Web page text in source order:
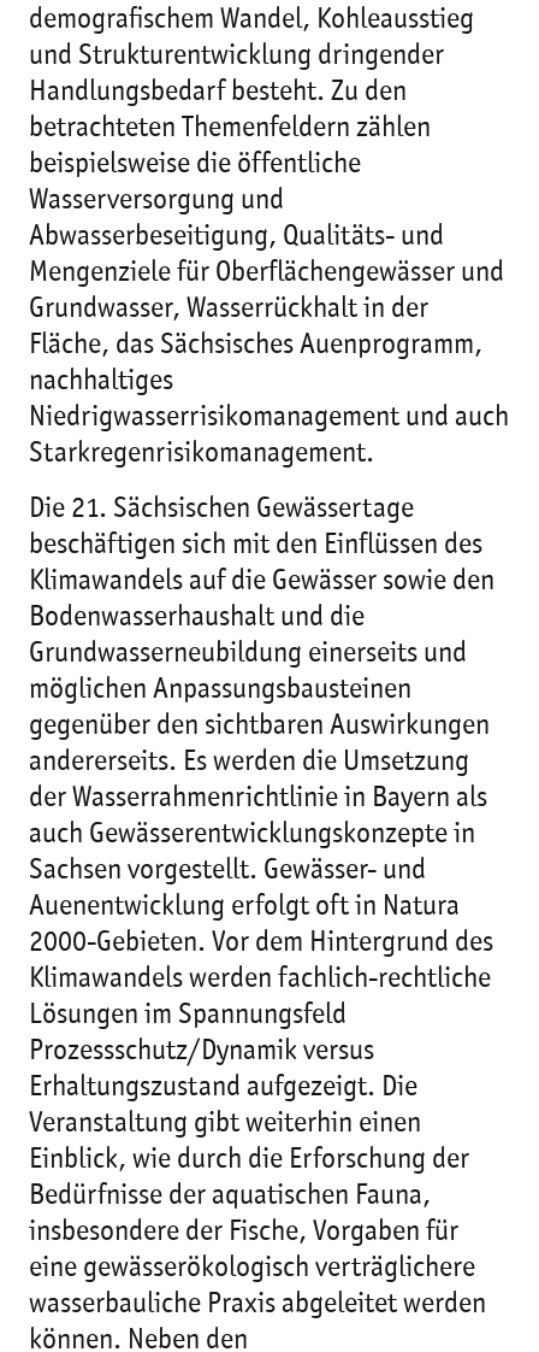
demografischem Wandel, Kohleausstieg
und Strukturentwicklung dringender
Handlungsbedarf besteht. Zu den
betrachteten Themenfeldern zählen
beispielsweise die öffentliche
Wasserversorgung und
Abwasserbeseitigung, Qualitäts- und
Mengenziele für Oberflächengewässer und
Grundwasser, Wasserrückhalt in der
Fläche, das Sächsisches Auenprogramm,
nachhaltiges
Niedrigwasserrisikomanagement und auch
Starkregenrisikomanagement.
Die 21. Sächsischen Gewässertage
beschäftigen sich mit den Einflüssen des
Klimawandels auf die Gewässer sowie den
Bodenwasserhaushalt und die
Grundwasserneubildung einerseits und
möglichen Anpassungsbausteinen
gegenüber den sichtbaren Auswirkungen
andererseits. Es werden die Umsetzung
der Wasserrahmenrichtlinie in Bayern als
auch Gewässerentwicklungskonzepte in
Sachsen vorgestellt. Gewässer- und
Auenentwicklung erfolgt oft in Natura
2000-Gebieten. Vor dem Hintergrund des
Klimawandels werden fachlich-rechtliche
Lösungen im Spannungsfeld
Prozessschutz/Dynamik versus
Erhaltungszustand aufgezeigt. Die
Veranstaltung gibt weiterhin einen
Einblick, wie durch die Erforschung der
Bedürfnisse der aquatischen Fauna,
insbesondere der Fische, Vorgaben für
eine gewässerökologisch verträglichere
wasserbauliche Praxis abgeleitet werden
können. Neben den